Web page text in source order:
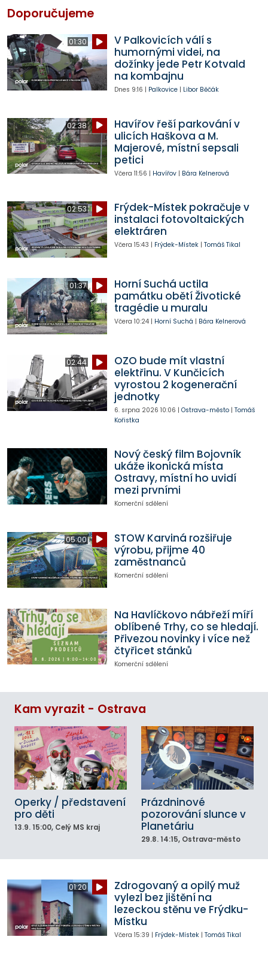
Doporučujeme
01:30
V Palkovicích válí s
humornými videi, na
dožínky jede Petr Kotvald
na kombajnu
Dnes 9:16 | Palkovice| Libor Běčák
02:38
Havířov řeší parkování v
ulicích Haškova a M.
Majerové, místní sepsali
petici
Včera 11:56 | Havířov| Bára Kelnerová
02:53
Frýdek-Místek pokračuje v
instalaci fotovoltaických
elektráren
Včera 15:43 | Frýdek-Místek| Tomáš Tikal
01:37
Horní Suchá uctila
památku obětí Životické
tragédie u muralu
Včera 10:24| Horní Suchá | Bára Kelnerová
02:44
OZO bude mít vlastní
elektřinu. V Kunčicích
vyrostou 2 kogenerační
jednotky
6. srpna 2026 10:06 | Ostrava-město| Tomáš
Kořistka
Nový český film Bojovník
ukáže ikonická místa
Ostravy, místní ho uvidí
mezi prvními
Komerční sdělení
05:00
STOW Karviná rozšiřuje
výrobu, přijme 40
zaměstnanců
Komerční sdělení
Na Havlíčkovo nábřeží míří
oblíbené Trhy, co se hledají.
Přivezou novinky i více než
čtyřicet stánků
Komerční sdělení
Kam vyrazit - Ostrava
Operky / představení
pro děti
13.9. 15:00, Celý MS kraj
Prázdninové
pozorování slunce v
Planetáriu
29.8. 14:15, Ostrava-město
01:20
Zdrogovaný a opilý muž
vylezl bez jištění na
lezeckou stěnu ve Frýdku-
Místku
Včera 15:39 | Frýdek-Místek| Tomáš Tikal